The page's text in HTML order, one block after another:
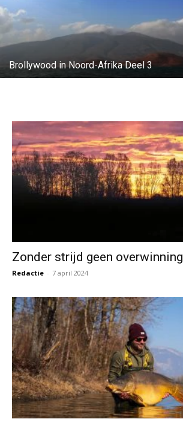
Brollywood in Noord-Afrika Deel 3
Zonder strijd geen overwinning
Redactie - 7 april 2024